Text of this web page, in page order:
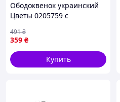
Ободоквенок украинский
Цветы 0205759 с
Обідоквінок український
Квіти 0205759 з обємними
квітами
359 ₴
491₴
Купить